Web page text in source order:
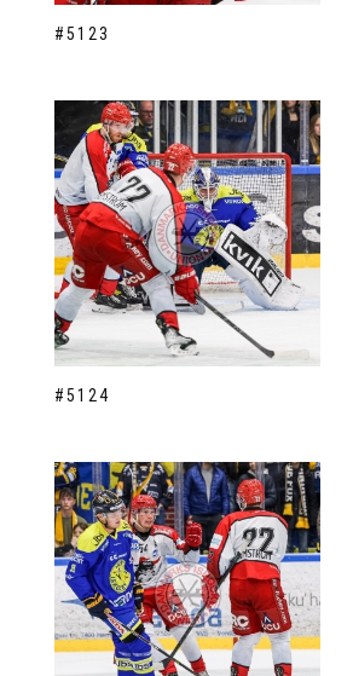
#5123
#5124